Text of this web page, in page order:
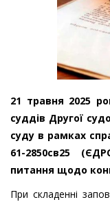
21 травня 2025
суддів Другої
суду в рамках
61-2850св25
питання щодо
При складенні